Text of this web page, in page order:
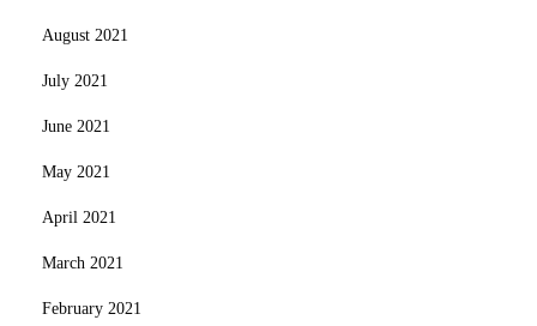
August 2021
July 2021
June 2021
May 2021
April 2021
March 2021
February 2021